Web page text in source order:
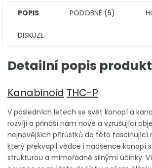
POPIS PODOBNÉ (5)
DISKUZE
Detailní popis
Kanabinoid THC-P
V posledních letech se svět konopí a
rozvíjí a přináší nám nové a vzrušující
nejnovějších přírůstků do této fascinující
který překvapil vědce i nadšence konopí
strukturou a mimořádně silnými účinky.